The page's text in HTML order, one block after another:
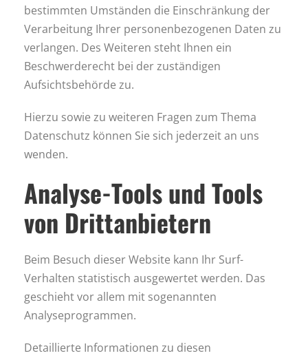
bestimmten Umständen die Einschränkung der
Verarbeitung Ihrer personenbezogenen Daten zu
verlangen. Des Weiteren steht Ihnen ein
Beschwerderecht bei der zuständigen
Aufsichtsbehörde zu.
Hierzu sowie zu weiteren Fragen zum Thema
Datenschutz können Sie sich jederzeit an uns
wenden.
Analyse-Tools und Tools
von Dritt­anbietern
Beim Besuch dieser Website kann Ihr Surf-
Verhalten statistisch ausgewertet werden. Das
geschieht vor allem mit sogenannten
Analyseprogrammen.
Detaillierte Informationen zu diesen